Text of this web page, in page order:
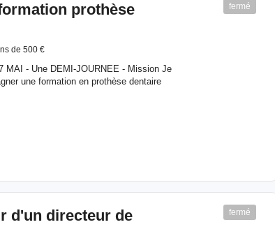
prothèse
de 500 €
MAI - Une DEMI-JOURNEE - Mission Je
une formation en prothèse dentaire
fermé
d'un directeur de
fermé